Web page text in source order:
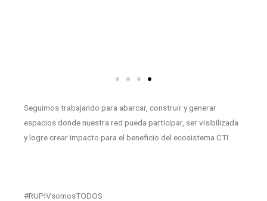
Seguimos trabajando para abarcar, construir y generar
espacios donde nuestra red pueda participar, ser visibilizada
y logre crear impacto para el beneficio del ecosistema CTI.
#RUPIVsomosTODOS